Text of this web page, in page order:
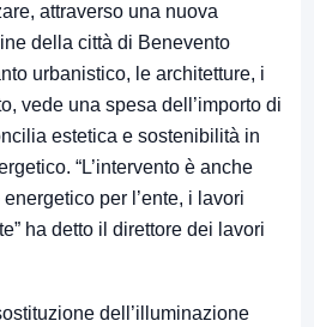
attraverso una nuova
della città di Benevento
urbanistico, le architetture, i
vede una spesa dell’importo di
estetica e sostenibilità in
“L’intervento è anche
per l’ente, i lavori
ha detto il direttore dei lavori
dell’illuminazione